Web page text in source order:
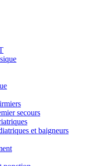
secours
et baigneurs